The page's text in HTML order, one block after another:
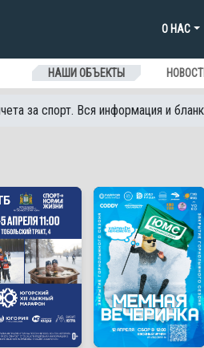
О НАС
НАШИ ОБЪЕКТЫ
за спорт. Вся информация и